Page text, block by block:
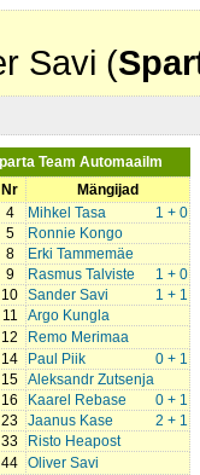
Savi (
Team Automaailm
Nr
Mängijad
4
1 + 0
Mihkel Tasa
5
Ronnie Kongo
8
Erki Tammemäe
9
1 + 0
Rasmus Talviste
10
1 + 1
Sander Savi
11
Argo Kungla
12
Remo Merimaa
14
0 + 1
Paul Piik
15 Aleksandr Zutsenja
16
0 + 1
Kaarel Rebase
23
2 + 1
Jaanus Kase
33
Risto Heapost
44 Oliver Savi